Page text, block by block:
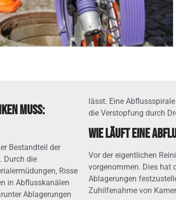
muss:
Bestandteil der
Durch die
Risse
in Abflusskanälen
Ablagerungen
lässt. Eine
die Verstopfung durch
Wie läuft eine
Vor der eigentlichen
vorgenommen. Dies hat
Ablagerungen
Zuhilfenahme von